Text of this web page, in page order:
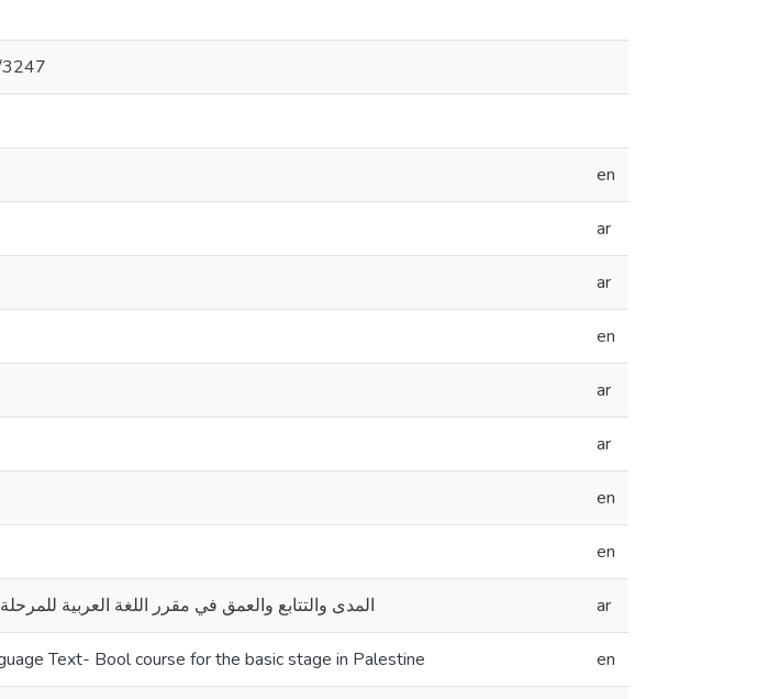
3247
en
ar
ar
en
ar
ar
en
en
المدى والتتابع والعمق في مقرر اللغة العربية ar
Text- Bool course for the basic stage in Palestine en